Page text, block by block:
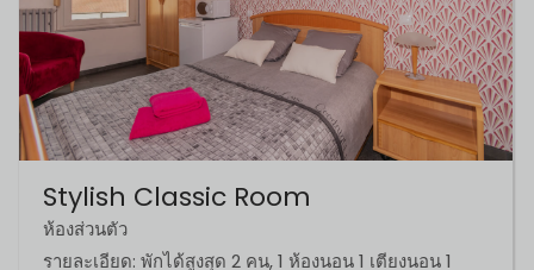
Stylish Classic Room
ห้องส่วนตัว
รายละเอียด: พักได้สูงสุด 2 คน, 1 ห้องนอน 1 เตียงนอน 1